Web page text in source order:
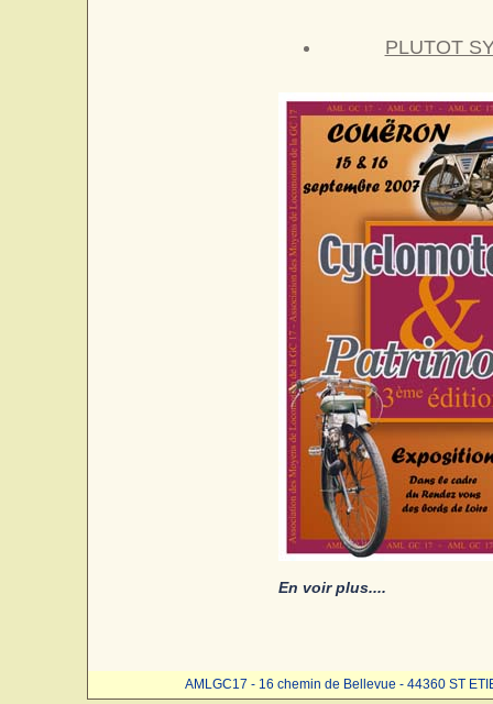
PLUTOT
En voir plus....
AMLGC17 - 16 chemin de Bellevue - 44360 ST